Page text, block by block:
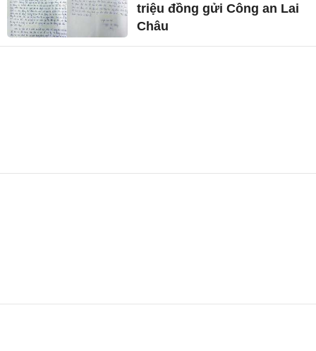
triệu đồng gửi Công an Lai
Châu